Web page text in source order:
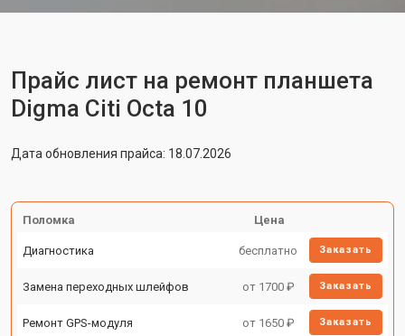
Прайс лист на ремонт планшета
Digma Citi Octa 10
Дата обновления прайса: 18.07.2026
Поломка Цена
Диагностика бесплатно Заказать
Замена переходных шлейфов от 1700 ₽ Заказать
Ремонт GPS-модуля от 1650 ₽ Заказать